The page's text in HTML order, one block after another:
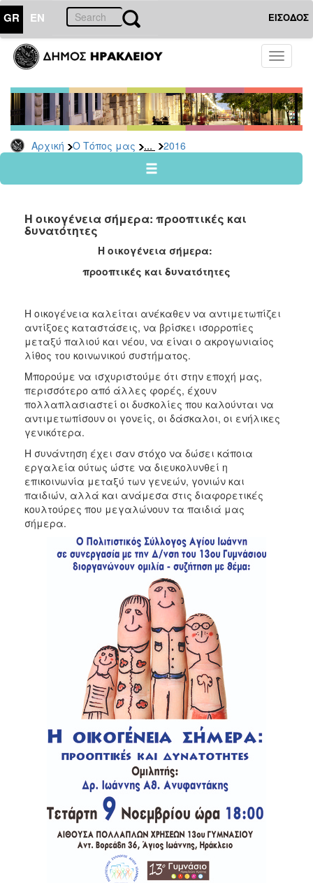
GR EN ΕΙΣΟΔΟΣ
Toggle
Αρχική Ο Τόπος μας ... 2016
ΤΟΠΟΣ
ΜΑΣ
Ανακοινώσεις
Αρχείο
2026
2024
2022
2018
2017
2016
2015
2012
2011
ΔΗΜΟΣ
ΠΟΛΙΤΙΣΜΟΣ
ΑΝΘΕΚΤΙΚΗ
Η οικογένεια σήμερα: προοπτικές και
δυνατότητες
Η οικογένεια σήμερα:
προοπτικές και δυνατότητες
Η οικογένεια καλείται ανέκαθεν να αντιμετωπίζει
αντίξοες καταστάσεις, να βρίσκει ισορροπίες
μεταξύ παλιού και νέου, να είναι ο ακρογωνιαίος
λίθος του κοινωνικού συστήματος.
Μπορούμε να ισχυριστούμε ότι στην εποχή μας,
περισσότερο από άλλες φορές, έχουν
πολλαπλασιαστεί οι δυσκολίες που καλούνται να
αντιμετωπίσουν οι γονείς, οι δάσκαλοι, οι ενήλικες
γενικότερα.
Η συνάντηση έχει σαν στόχο να δώσει κάποια
εργαλεία ούτως ώστε να διευκολυνθεί η
επικοινωνία μεταξύ των γενεών, γονιών και
παιδιών, αλλά και ανάμεσα στις διαφορετικές
κουλτούρες που μεγαλώνουν τα παιδιά μας
σήμερα.